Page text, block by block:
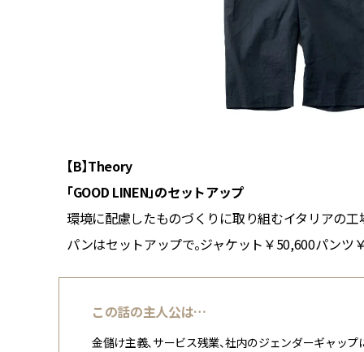
【B】Theory
「GOOD LINEN」のセットアップ
環境に配慮したものづくりに取り組むイタリアの
パンはセットアップで。ジャケット￥50,600パンツ
この話の主人公は…
金儲け主義、サービス残業、社内のジェンダーギャップ